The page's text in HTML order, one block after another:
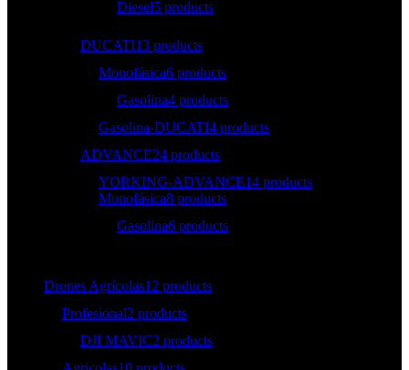
Diesel5 products
DUCATI13 products
Monofásica6 products
Gasolina4 products
Gasolina-DUCATI4 products
ADVANCE24 products
YORKING-ADVANCE14 products
Monofásica8 products
Gasolina6 products
Drones Agrícolas12 products
Profesional2 products
DJI MAVIC2 products